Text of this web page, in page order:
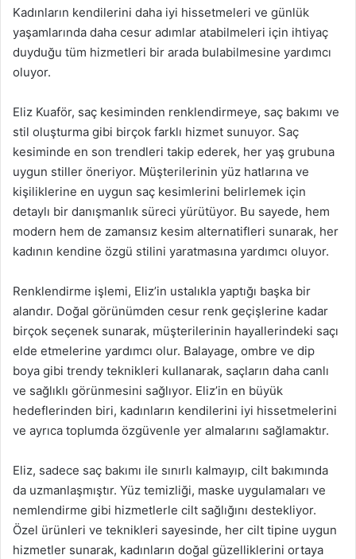
Kadınların kendilerini daha iyi hissetmeleri ve günlük
yaşamlarında daha cesur adımlar atabilmeleri için ihtiyaç
duyduğu tüm hizmetleri bir arada bulabilmesine yardımcı
oluyor.
Eliz Kuaför, saç kesiminden renklendirmeye, saç bakımı ve
stil oluşturma gibi birçok farklı hizmet sunuyor. Saç
kesiminde en son trendleri takip ederek, her yaş grubuna
uygun stiller öneriyor. Müşterilerinin yüz hatlarına ve
kişiliklerine en uygun saç kesimlerini belirlemek için
detaylı bir danışmanlık süreci yürütüyor. Bu sayede, hem
modern hem de zamansız kesim alternatifleri sunarak, her
kadının kendine özgü stilini yaratmasına yardımcı oluyor.
Renklendirme işlemi, Eliz’in ustalıkla yaptığı başka bir
alandır. Doğal görünümden cesur renk geçişlerine kadar
birçok seçenek sunarak, müşterilerinin hayallerindeki saçı
elde etmelerine yardımcı olur. Balayage, ombre ve dip
boya gibi trendy teknikleri kullanarak, saçların daha canlı
ve sağlıklı görünmesini sağlıyor. Eliz’in en büyük
hedeflerinden biri, kadınların kendilerini iyi hissetmelerini
ve ayrıca toplumda özgüvenle yer almalarını sağlamaktır.
Eliz, sadece saç bakımı ile sınırlı kalmayıp, cilt bakımında
da uzmanlaşmıştır. Yüz temizliği, maske uygulamaları ve
nemlendirme gibi hizmetlerle cilt sağlığını destekliyor.
Özel ürünleri ve teknikleri sayesinde, her cilt tipine uygun
hizmetler sunarak, kadınların doğal güzelliklerini ortaya